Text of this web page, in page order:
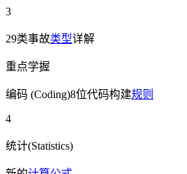
3
29类事故类型详解
重点学握
编码 (Coding)8位代码构建规则
4
统计(Statistics)